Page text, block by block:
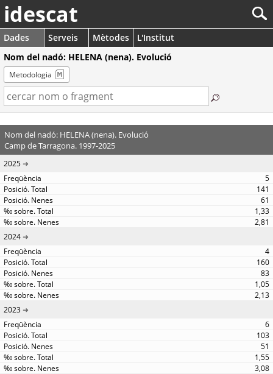
idescat
Dades Serveis Mètodes
L'Institut
Nom del nadó: HELENA (nena). Evolució
Metodologia
Nom del nadó: HELENA (nena). Evolució
Camp de Tarragona. 1997-2025
2025
5
141
61
1,33
2,81
2024
4
160
83
1,05
2,13
2023
6
103
51
1,55
3,08